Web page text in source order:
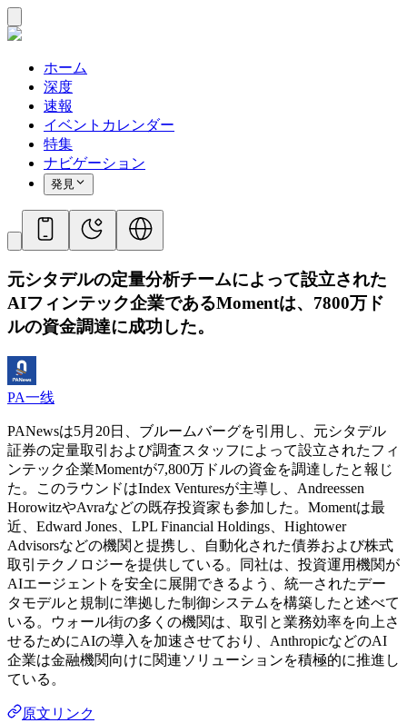
ホーム
深度
速報
イベントカレンダー
特集
ナビゲーション
発見
元シタデルの定量分析チームによって設立された
AIフィンテック企業であるMomentは、7800万ド
ルの資金調達に成功した。
PA一线
PANewsは5月20日、ブルームバーグを引用し、元シタデル
証券の定量取引および調査スタッフによって設立されたフィ
ンテック企業Momentが7,800万ドルの資金を調達したと報じ
た。このラウンドはIndex Venturesが主導し、Andreessen
HorowitzやAvraなどの既存投資家も参加した。Momentは最
近、Edward Jones、LPL Financial Holdings、Hightower
Advisorsなどの機関と提携し、自動化された債券および株式
取引テクノロジーを提供している。同社は、投資運用機関が
AIエージェントを安全に展開できるよう、統一されたデー
タモデルと規制に準拠した制御システムを構築したと述べて
いる。ウォール街の多くの機関は、取引と業務効率を向上さ
せるためにAIの導入を加速させており、AnthropicなどのAI
企業は金融機関向けに関連ソリューションを積極的に推進し
ている。
原文リンク